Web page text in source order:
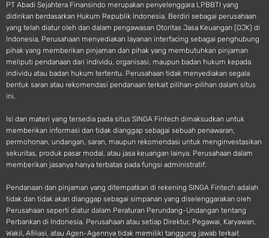
PT Abadi Sejahtera Finansindo merupakan penyelenggara LPBBTI yang
didirikan berdasarkan Hukum Republik Indonesia. Berdiri sebagai perusahaan
yang telah diatur oleh dan dalam pengawasan Otoritas Jasa Keuangan (OJK) di
Indonesia, Perusahaan menyediakan layanan interfacing sebagai penghubung
pihak yang memberikan pinjaman dan pihak yang membutuhkan pinjaman
meliputi pendanaan dari individu, organisasi, maupun badan hukum kepada
individu atau badan hukum tertentu. Perusahaan tidak menyediakan segala
bentuk saran atau rekomendasi pendanaan terkait pilihan-pilihan dalam situs
ini.
Isi dan materi yang tersedia pada situs SINGA Fintech dimaksudkan untuk
memberikan informasi dan tidak dianggap sebagai sebuah penawaran,
permohonan, undangan, saran, maupun rekomendasi untuk menginvestasikan
sekuritas, produk pasar modal, atau jasa keuangan lainya. Perusahaan dalam
memberikan jasanya hanya terbatas pada fungsi administratif.
Pendanaan dan pinjaman yang ditempatkan di rekening SINGA Fintech adalah
tidak dan tidak akan dianggap sebagai simpanan yang diselenggarakan oleh
Perusahaan seperti diatur dalam Peraturan Perundang-Undangan tentang
Perbankan di Indonesia. Perusahaan atau setiap Direktur, Pegawai, Karyawan,
Wakil, Afiliasi, atau Agen-Agennya tidak memiliki tanggung jawab terkait